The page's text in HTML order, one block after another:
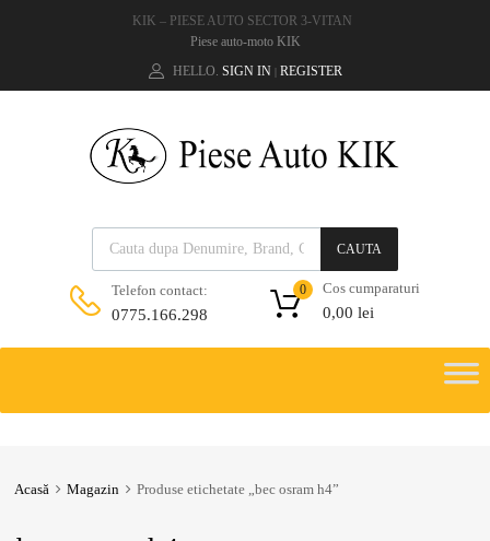
KIK – PIESE AUTO SECTOR 3-VITAN
Piese auto-moto KIK
HELLO. SIGN IN | REGISTER
CAUTA
Telefon contact:
0775.166.298
Cos cumparaturi
0,00 lei
0
Acasă Magazin Produse etichetate „bec osram h4”